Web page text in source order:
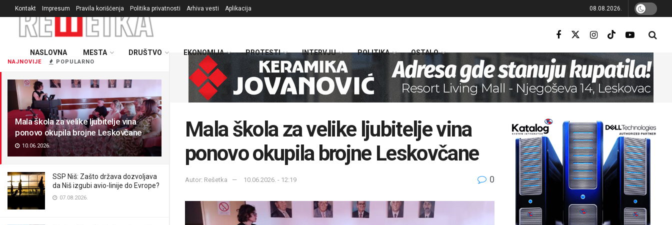
NAJNOVIJE POPULARNO
Mala škola za velike ljubitelje vina
ponovo okupila brojne Leskovčane
10.06.2026.
SSP Niš: Zašto država dozvoljava
da Niš izgubi avio-linije do Evrope?
07.08.2026.
Kontakt Impresum Pravila korišćenja Politika privatnosti Arhiva vesti Aplikacija 08.08.2026.
NASLOVNA MESTA DRUŠTVO EKONOMIJA PROTESTI INTERVJU POLITIKA OSTALO
Mala škola za velike ljubitelje vina
ponovo okupila brojne Leskovčane
Autor: Rešetka 10.06.2026. - 12:19 0